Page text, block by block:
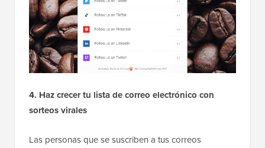
4. Haz crecer tu lista de correo electrónico con
sorteos virales
Las personas que se suscriben a tus correos